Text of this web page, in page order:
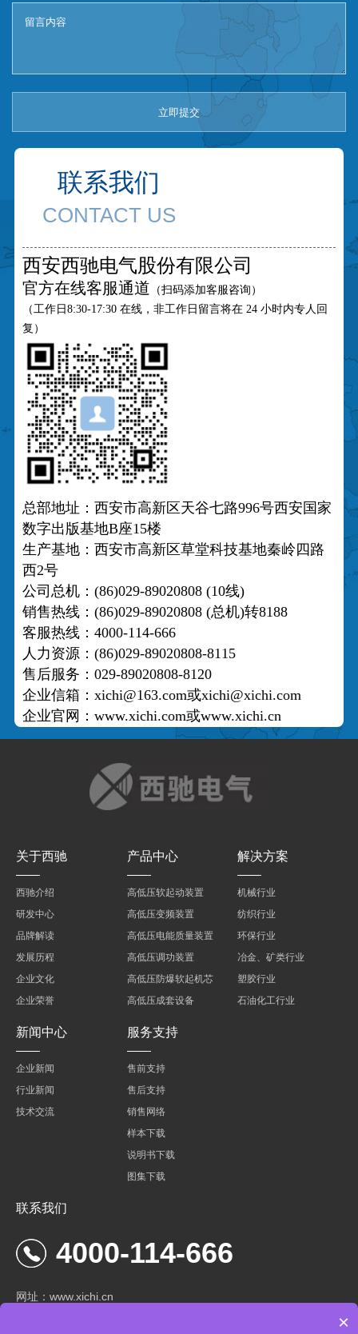
立即提交
联系我们
CONTACT US
西安西驰电气股份有限公司
官方在线客服通道 （扫码添加客服咨询 ）
（工作日8:30-17:30 在线，非工作日留言将在 24 小时内专人回
复）
总部地址：西安市高新区天谷七路996号西安国家
数字出版基地B座15楼
生产基地：西安市高新区草堂科技基地秦岭四路
西2号
公司总机：(86)029-89020808 (10线)
销售热线：(86)029-89020808 (总机)转8188
客服热线：4000-114-666
人力资源：(86)029-89020808-8115
售后服务：029-89020808-8120
企业信箱：xichi@163.com或xichi@xichi.com
企业官网：www.xichi.com或www.xichi.cn
关于西驰
西驰介绍
研发中心
品牌解读
发展历程
企业文化
企业荣誉
产品中心
高低压软起动装置
高低压变频装置
高低压电能质量装置
高低压调功装置
高低压防爆软起机芯
高低压成套设备
解决方案
机械行业
纺织行业
环保行业
冶金、矿类行业
塑胶行业
石油化工行业
新闻中心
企业新闻
行业新闻
技术交流
服务支持
售前支持
售后支持
销售网络
样本下载
说明书下载
图集下载
联系我们
4000-114-666
网址：www.xichi.cn
×